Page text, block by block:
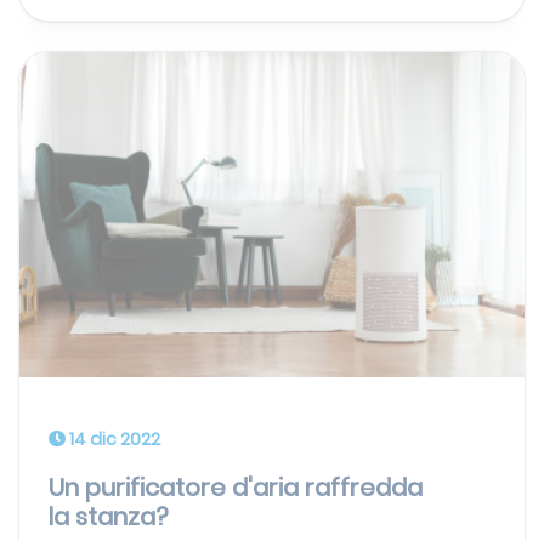
14 dic 2022
Un purificatore d'aria raffredda
la stanza?